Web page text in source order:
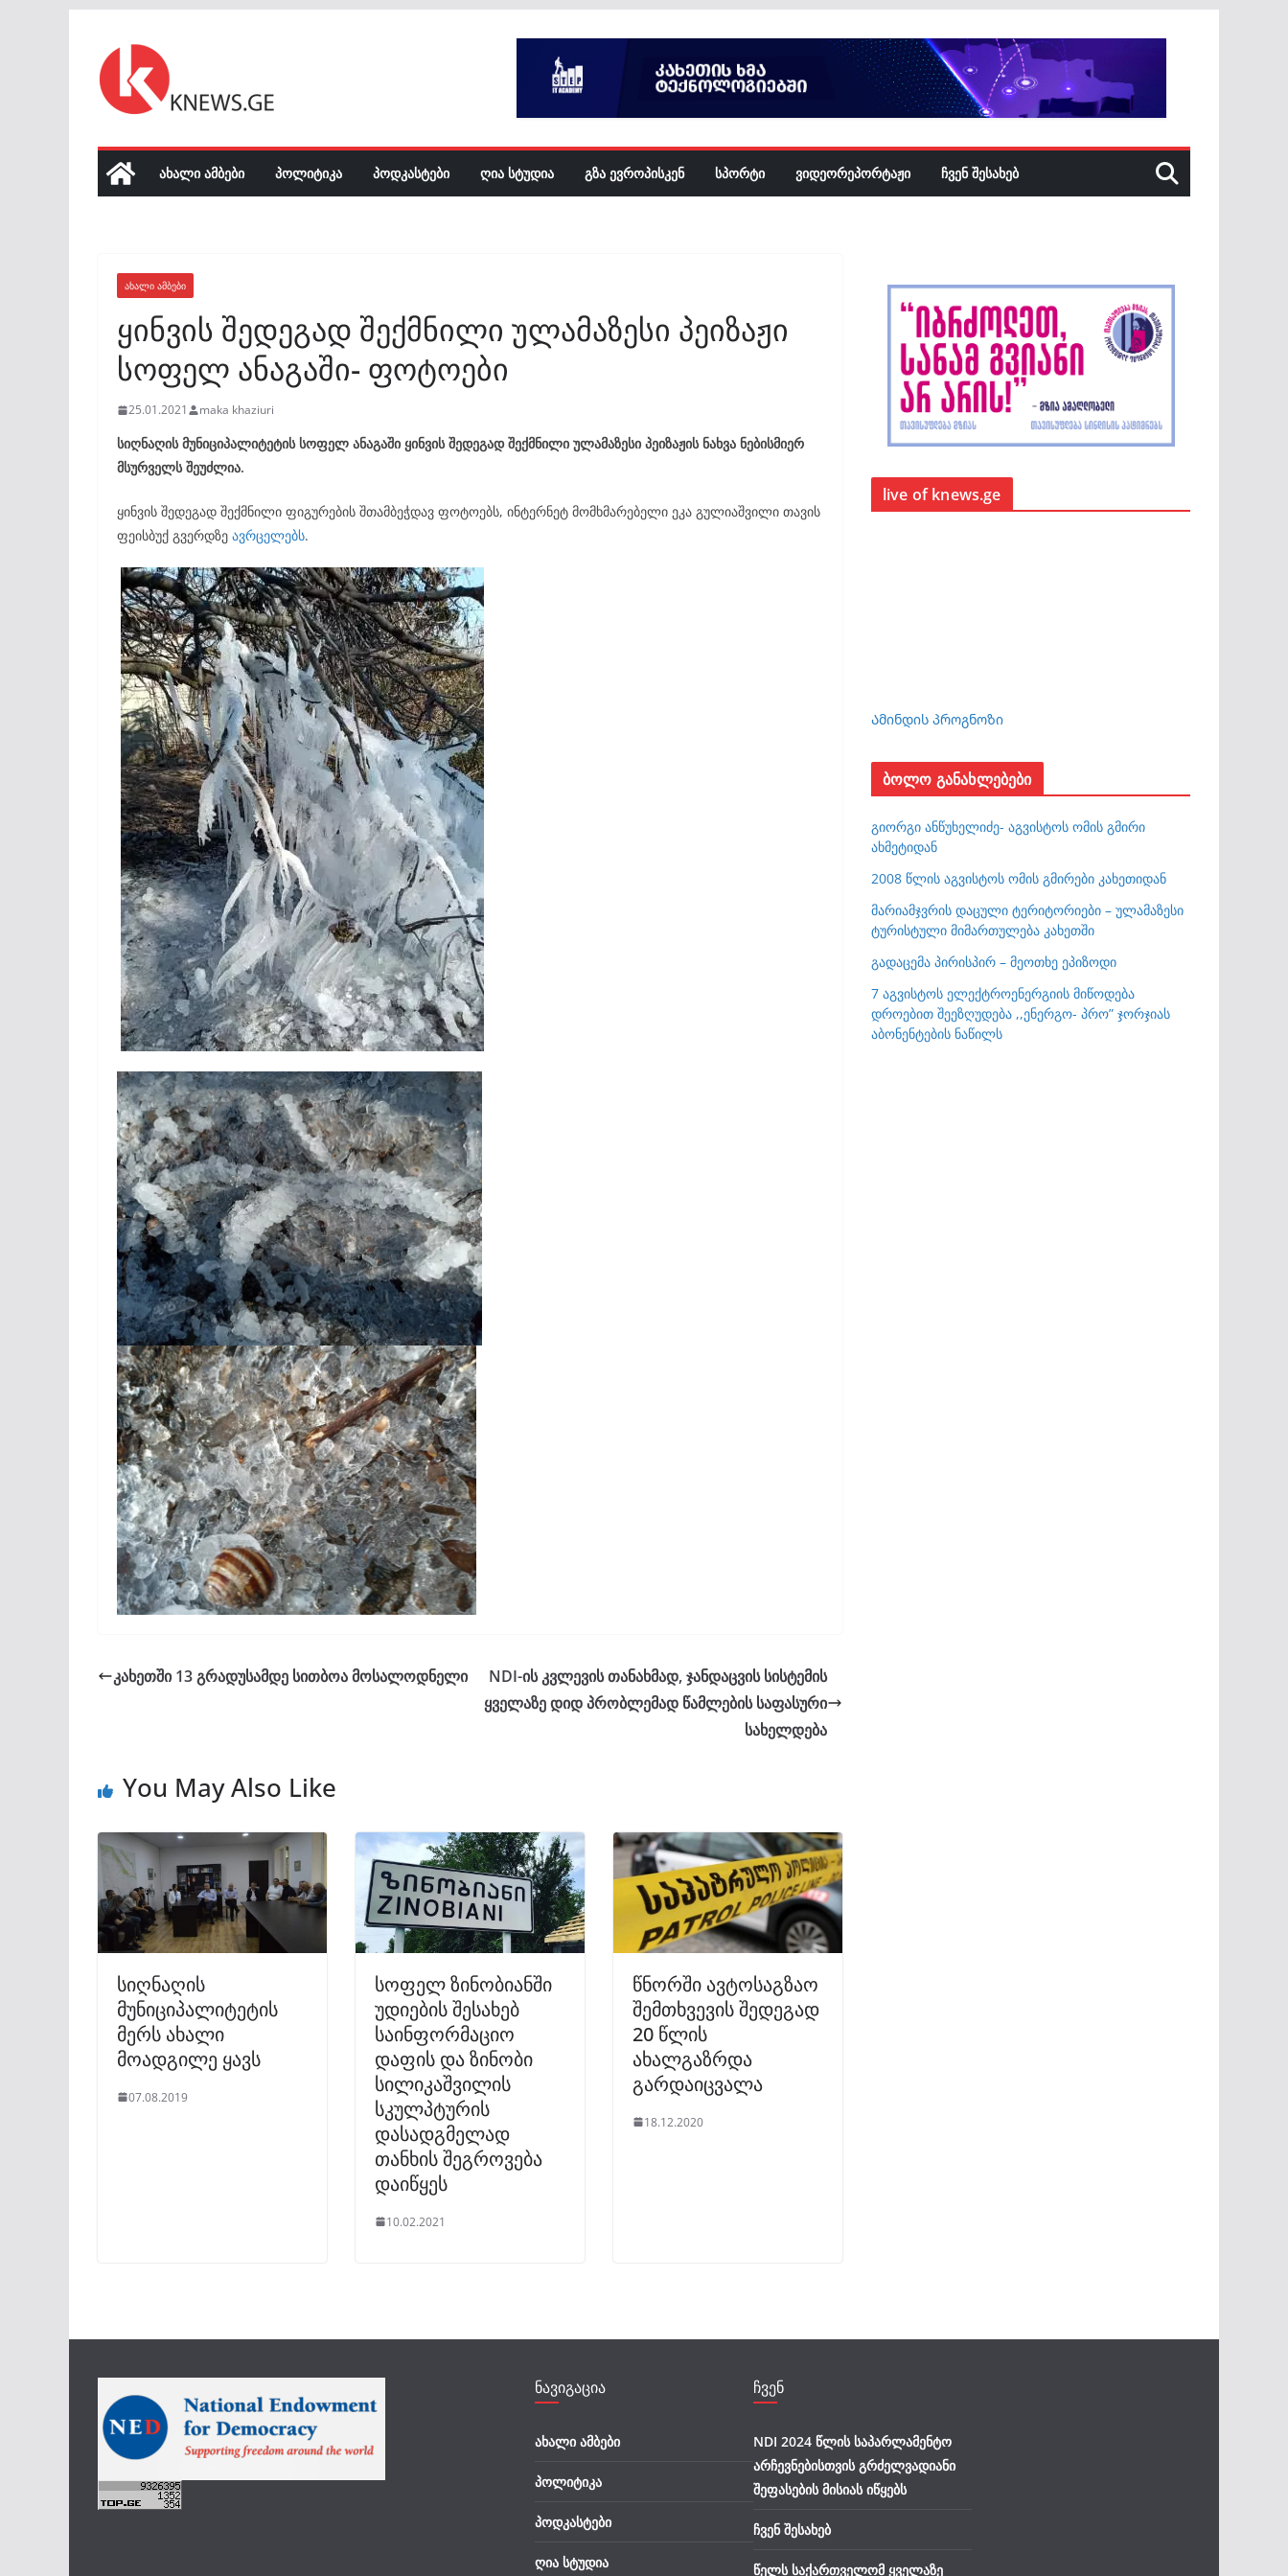
content
ᲐᲮᲐᲚᲘ ᲐᲛᲑᲔᲑᲘ ᲞᲝᲚᲘᲢᲘᲙᲐ ᲞᲝᲓᲙᲐᲡᲢᲔᲑᲘ ᲦᲘᲐ ᲡᲢᲣᲓᲘᲐ ᲒᲖᲐ ᲔᲕᲠᲝᲞᲘᲡᲙᲔᲜ ᲡᲞᲝᲠᲢᲘ ᲕᲘᲓᲔᲝᲠᲔᲞᲝᲠᲢᲐᲟᲘ ᲩᲕᲔᲜ ᲨᲔᲡᲐᲮᲔᲑ
ᲐᲮᲐᲚᲘ ᲐᲛᲑᲔᲑᲘ
ყინვის შედეგად შექმნილი ულამაზესი პეიზაჟი
სოფელ ანაგაში- ფოტოები
25.01.2021 maka khaziuri
სიღნაღის მუნიციპალიტეტის სოფელ ანაგაში ყინვის შედეგად შექმნილი ულამაზესი პეიზაჟის ნახვა ნებისმიერ
მსურველს შეუძლია.
ყინვის შედეგად შექმნილი ფიგურების შთამბეჭდავ ფოტოებს, ინტერნეტ მომხმარებელი ეკა გულიაშვილი თავის
ფეისბუქ გვერდზე ავრცელებს.
კახეთში 13 გრადუსამდე სითბოა მოსალოდნელი
NDI-ის კვლევის თანახმად, ჯანდაცვის სისტემის
ყველაზე დიდ პრობლემად წამლების საფასური
სახელდება
You May Also Like
სიღნაღის
მუნიციპალიტეტის
მერს ახალი
მოადგილე ყავს
07.08.2019
სოფელ ზინობიანში
უდიების შესახებ
საინფორმაციო
დაფის და ზინობი
სილიკაშვილის
სკულპტურის
დასადგმელად
თანხის შეგროვება
დაიწყეს
10.02.2021
წნორში ავტოსაგზაო
შემთხვევის შედეგად
20 წლის
ახალგაზრდა
გარდაიცვალა
18.12.2020
live of knews.ge
Ამინდის პროგნოზი
ბოლო განახლებები
გიორგი ანწუხელიძე- აგვისტოს ომის გმირი
ახმეტიდან
2008 წლის აგვისტოს ომის გმირები კახეთიდან
მარიამჯვრის დაცული ტერიტორიები – ულამაზესი
ტურისტული მიმართულება კახეთში
გადაცემა პირისპირ – მეოთხე ეპიზოდი
7 აგვისტოს ელექტროენერგიის მიწოდება
დროებით შეეზღუდება ,,ენერგო- პრო” ჯორჯიას
აბონენტების ნაწილს
ნავიგაცია
ახალი ამბები
პოლიტიკა
პოდკასტები
ღია სტუდია
ჩვენ
NDI 2024 წლის საპარლამენტო
არჩევნებისთვის გრძელვადიანი
შეფასების მისიას იწყებს
ჩვენ შესახებ
წელს საქართველომ ყველაზე